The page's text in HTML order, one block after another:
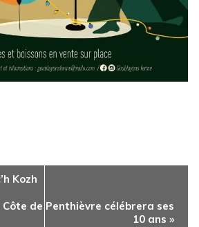
Kozh
Côte de Penthièvre célébrera ses
10 ans »